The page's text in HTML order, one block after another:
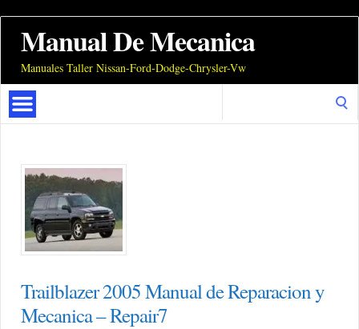
Manual De Mecanica
Manuales Taller Nissan-Ford-Dodge-Chrysler-Vw
Trailblazer 2005 Manual de Reparacion y
Mecanica – Repair7